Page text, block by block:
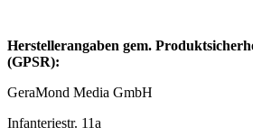
Herstellerangaben gem.
(GPSR):
GeraMond Media GmbH
Infanteriestr. 11a